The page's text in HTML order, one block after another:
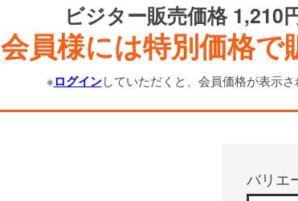
ビジター販売価格 1,210
会員様には特別価格で
※ログインしていただくと、会員価格が表示さ
バリエ